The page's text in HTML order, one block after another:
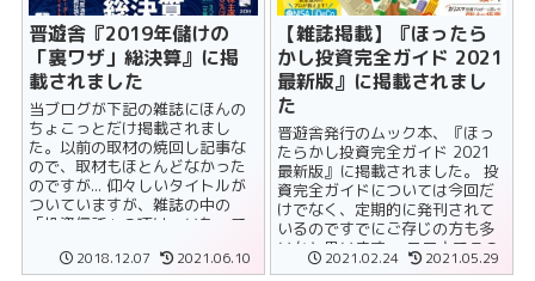
晋遊舎『2019年儲けの
「裏ワザ」総決算』に掲
載されました
当ブログが下記の雑誌にほんの
ちょこっとだけ掲載されまし
た。以前の取材の焼回し記事な
ので、取材もほとんどなかった
のですが... 仰々しいタイトルが
ついていますが、雑誌の中の
「投資信託」の項は、いたって
2018.12.07 2021.06.10
【雑誌掲載】『ほったら
かし投資完全ガイド 2021
最新版』に掲載されまし
た
晋遊舎発行のムック本、『ほっ
たらかし投資完全ガイド 2021
最新版』に掲載されました。 投
資完全ガイドについては今回だ
けでなく、定期的に発刊されて
いるのですでにご存じの方も多
いかと思います。 コロナでこの
先どうなるの？将来への不安
2021.02.24 2021.05.29